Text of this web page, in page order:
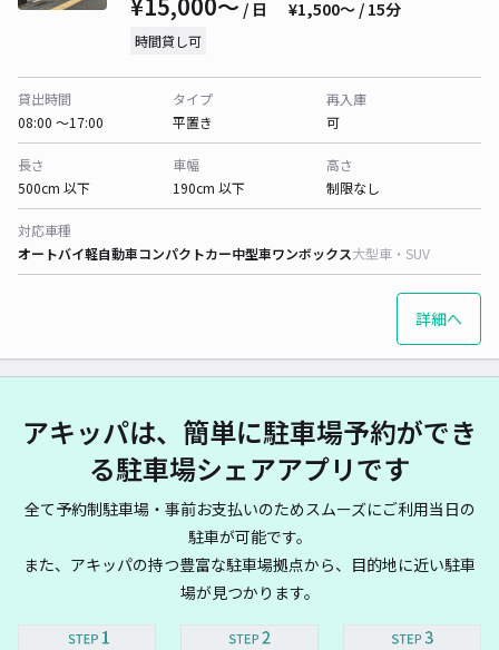
/ 日 ¥1,500〜 / 15分
時間貸し可
貸出時間
08:00 〜17:00
タイプ
平置き
再入庫
可
長さ
500cm 以下
車幅
190cm 以下
高さ
制限なし
対応車種
オートバイ軽自動車コンパクトカー中型車ワンボックス大型車・SUV
詳細へ
アキッパは、簡単に駐車場予約ができ
る駐車場シェアアプリです
全て予約制駐車場・事前お支払いのためスムーズにご利用当日の
駐車が可能です。
また、アキッパの持つ豊富な駐車場拠点から、目的地に近い駐車
場が見つかります。